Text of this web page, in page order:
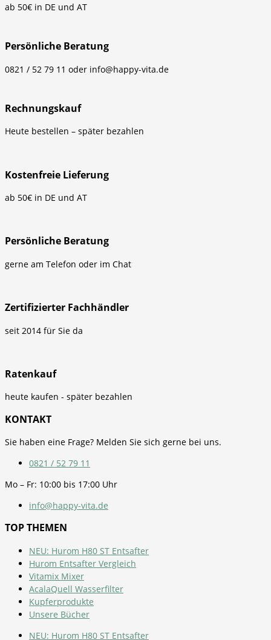
ab 50€ in DE und AT
Persönliche Beratung
0821 / 52 79 11 oder info@happy-vita.de
Rechnungskauf
Heute bestellen – später bezahlen
Kostenfreie Lieferung
ab 50€ in DE und AT
Persönliche Beratung
gerne am Telefon oder im Chat
Zertifizierter Fachhändler
seit 2014 für Sie da
Ratenkauf
heute kaufen - später bezahlen
KONTAKT
Sie haben eine Frage? Melden Sie sich gerne bei uns.
0821 / 52 79 11
Mo – Fr: 10:00 bis 17:00 Uhr
info@happy-vita.de
TOP THEMEN
NEU: Hurom H80 ST Entsafter
Hurom Entsafter Vergleich
Vitamix Mixer
AcalaQuell Wasserfilter
Kupferprodukte
Unsere Bücher
NEU: Hurom H80 ST Entsafter